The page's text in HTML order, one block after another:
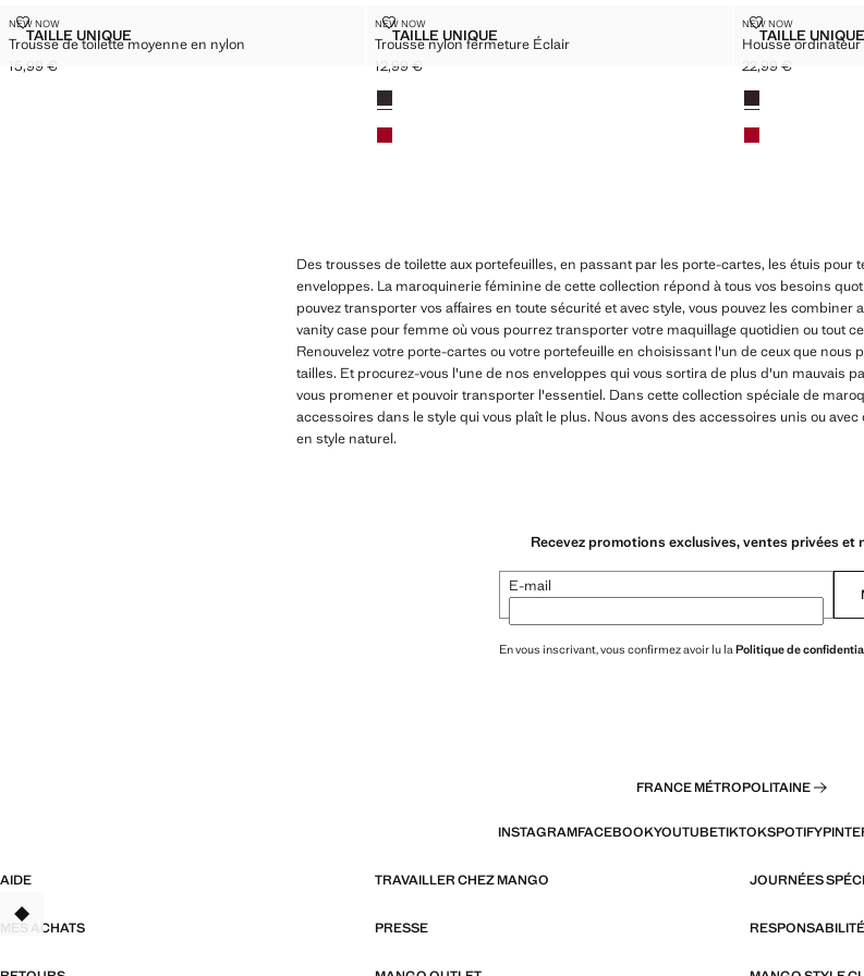
Tailles
TAILLE UNIQUETROUSSE DE TOILETTE MOYENNE EN NYLON
NEW NOW
Trousse de toilette moyenne en nylon
TROUSSE DE TOILETTE MOYENNE EN NYLON
Prix actuel [15,99 € ]
15,99 €
Tailles
TAILLE UNIQUETROUSSE NYLON FERMETURE ÉCLAIR
NEW NOW
Trousse nylon fermeture Éclair
TROUSSE NYLON FERMETURE ÉCLAIR
Prix actuel [12,99 € ]
12,99 €
Couleurs
Tailles
TAILLE UNIQUE
NEW NOW
Housse
HOUSSE
Prix actuel [22,99 € ]
22,99 €
Couleurs
Des trousses de toilette aux portefeuilles, en passant par les porte-cartes, les étuis pour
enveloppes. La maroquinerie féminine de cette collection répond à tous vos besoins
pouvez transporter vos affaires en toute sécurité et avec style, vous pouvez les combiner
vanity case pour femme où vous pourrez transporter votre maquillage quotidien ou tout
Renouvelez votre porte-cartes ou votre portefeuille en choisissant l'un de ceux que nous
tailles. Et procurez-vous l'une de nos enveloppes qui vous sortira de plus d'un mauvais
vous promener et pouvoir transporter l'essentiel. Dans cette collection spéciale de
accessoires dans le style qui vous plaît le plus. Nous avons des accessoires unis ou
en style naturel.
Recevez promotions exclusives, ventes privées et
E-mail
En vous inscrivant, vous confirmez avoir lu la Politique de
FRANCE MÉTROPOLITAINE
INSTAGRAMFACEBOOKYOUTUBETIKTOKSPOTIFY
AIDE TRAVAILLER CHEZ MANGO JOURNÉES
MES ACHATS PRESSE RESPONSABILITÉ